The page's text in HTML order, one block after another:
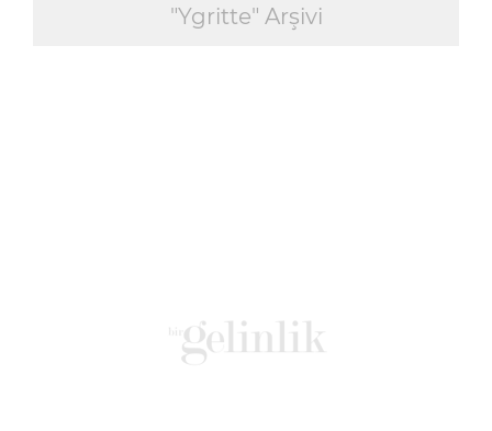
"Ygritte" Arşivi